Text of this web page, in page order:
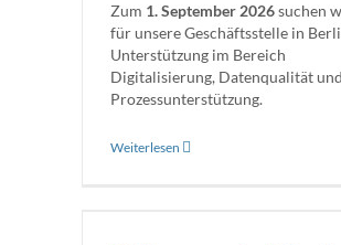
Zum 1. September 2026suchen
für unsere Geschäftsstelle in
Unterstützung im Bereich
Digitalisierung, Datenqualität und
Prozessunterstützung.
Weiterlesen